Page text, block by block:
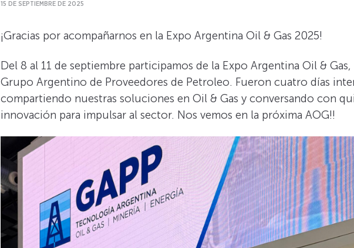
15 DE SEPTIEMBRE DE 2025
¡Gracias por acompañarnos en la Expo Argentina Oil & Gas 2025!
Del 8 al 11 de septiembre participamos de la Expo Argentina Oil & Gas,
Grupo Argentino de Proveedores de Petroleo. Fueron cuatro días
compartiendo nuestras soluciones en Oil & Gas y conversando con
innovación para impulsar al sector. Nos vemos en la próxima AOG!!